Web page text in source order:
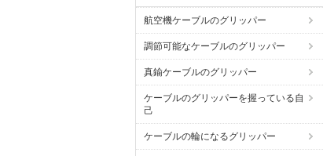
航空機ケーブルのグリッパー
調節可能なケーブルのグリッパー
真鍮ケーブルのグリッパー
ケーブルのグリッパーを握っている自
己
ケーブルの輪になるグリッパー